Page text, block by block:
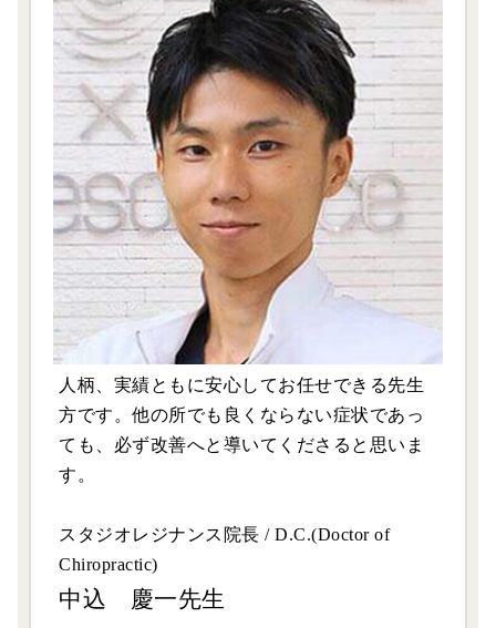
人柄、実績ともに安心してお任せできる先生
方です。他の所でも良くならない症状であっ
ても、必ず改善へと導いてくださると思いま
す。
スタジオレジナンス院長 / D.C.(Doctor of
Chiropractic)
中込 慶一先生